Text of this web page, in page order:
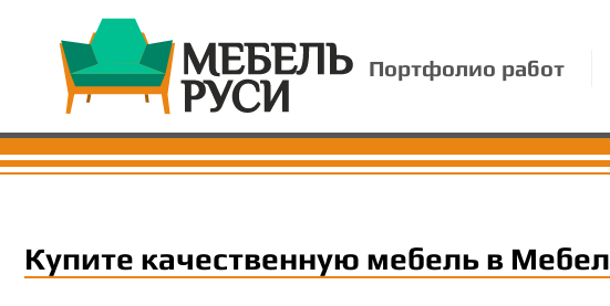
Портфолио работ
Купите качественную мебель в